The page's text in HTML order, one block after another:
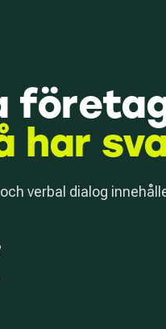
har
verbal dialog